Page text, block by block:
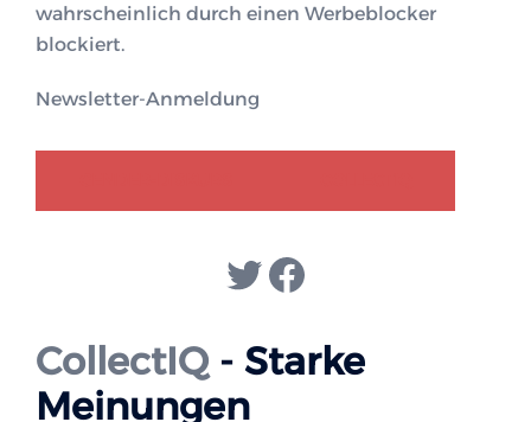
wahrscheinlich durch einen Werbeblocker
blockiert.
Newsletter-Anmeldung
Twitter
Facebook
CollectIQ- Starke
Meinungen